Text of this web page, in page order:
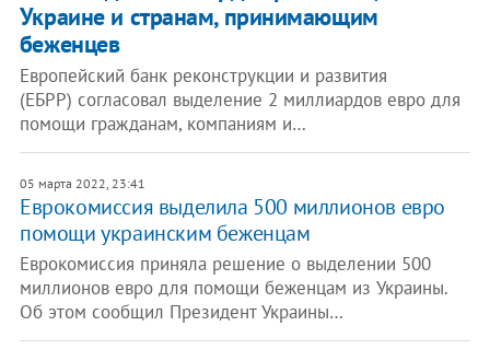
Украине и странам, принимающим
беженцев
Европейский банк реконструкции и развития
(ЕБРР) согласовал выделение 2 миллиардов евро для
помощи гражданам, компаниям и…
05 марта 2022, 23:41
Еврокомиссия выделила 500 миллионов евро
помощи украинским беженцам
Еврокомиссия приняла решение о выделении 500
миллионов евро для помощи беженцам из Украины.
Об этом сообщил Президент Украины…